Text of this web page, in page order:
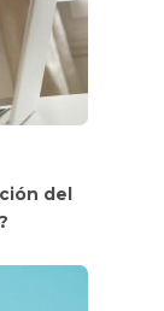
del